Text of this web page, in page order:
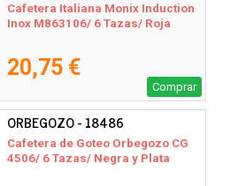
Cafetera Italiana Monix Induction
Inox M863106/ 6 Tazas/ Roja
20,75 €
Comprar
ORBEGOZO - 18486
Cafetera de Goteo Orbegozo CG
4506/ 6 Tazas/ Negra y Plata